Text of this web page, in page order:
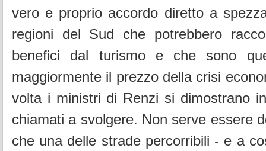
vero e proprio accordo diretto a
regioni del Sud che potrebbero
benefici dal turismo e che sono
maggiormente il prezzo della crisi
volta i ministri di Renzi si dimostrano
chiamati a svolgere. Non serve essere
che una delle strade percorribili - e a